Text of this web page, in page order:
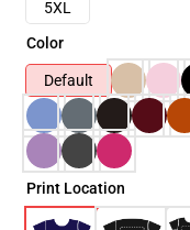
5XL
Color
Default
Print Location